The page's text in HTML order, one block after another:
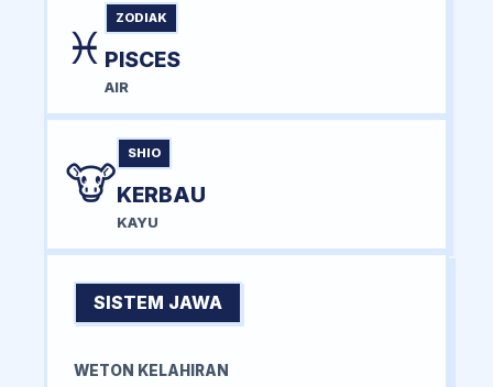
♓
ZODIAK
PISCES
AIR
🐮
SHIO
KERBAU
KAYU
SISTEM JAWA
WETON KELAHIRAN